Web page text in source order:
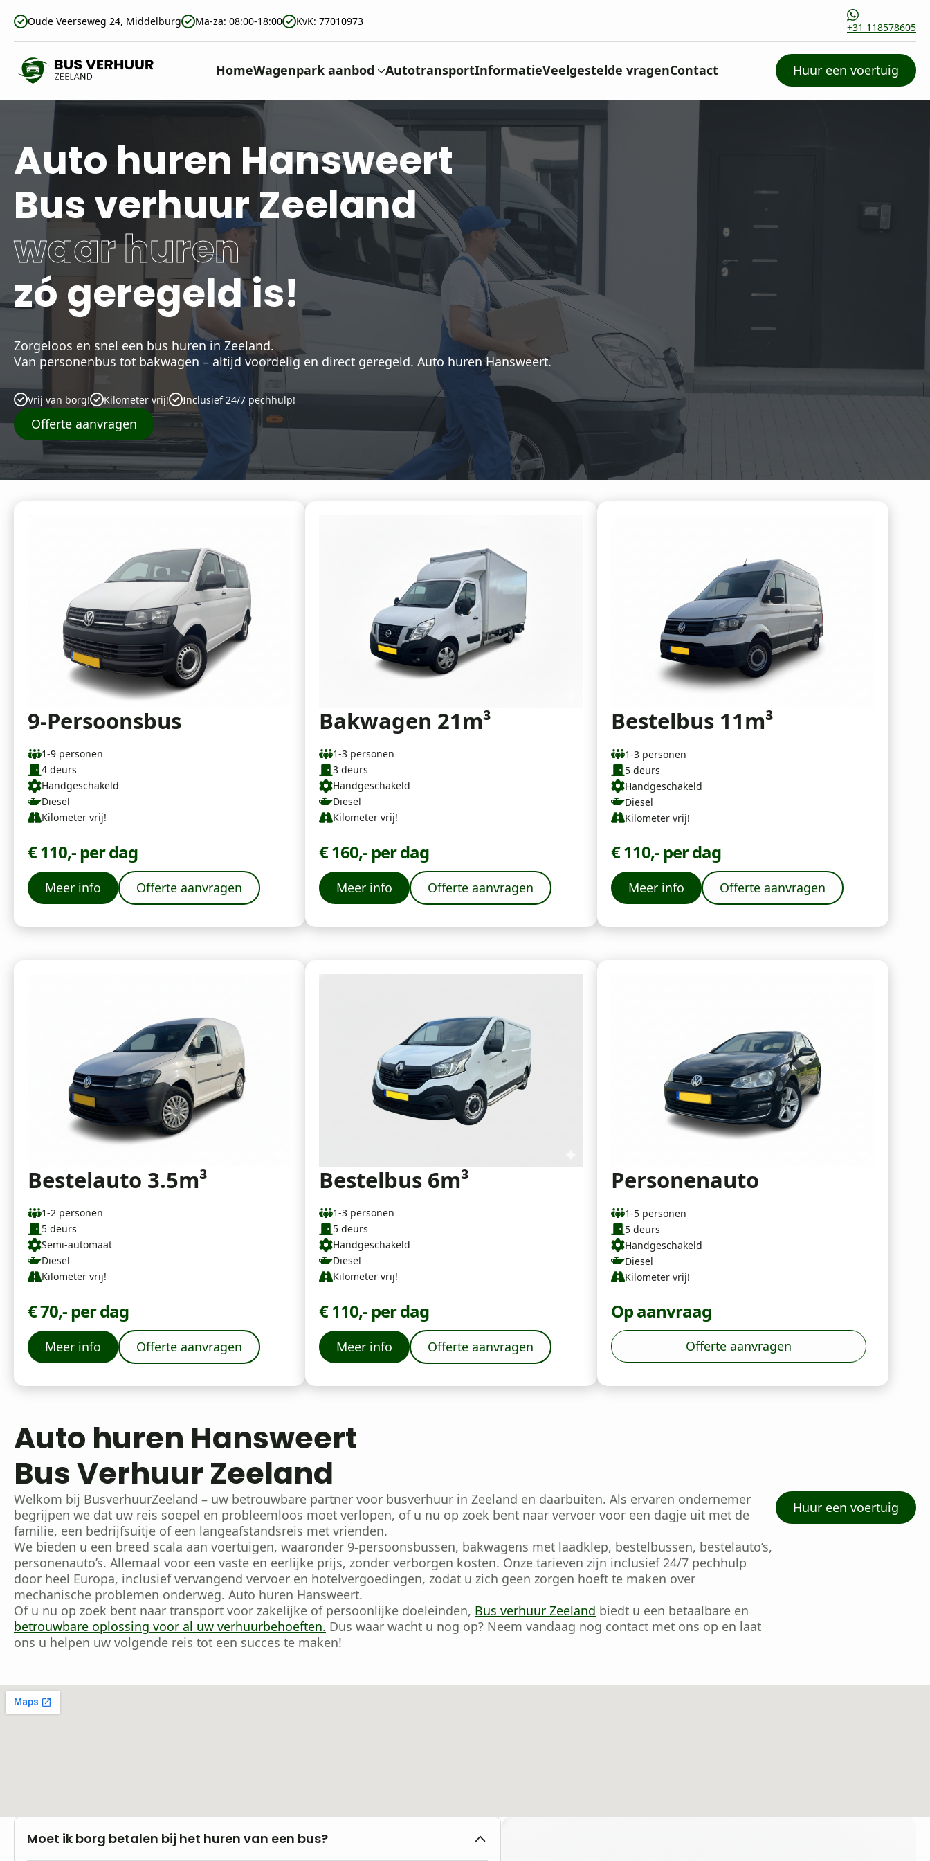
Oude Veerseweg 24, Middelburg Ma-za: 08:00-18:00 KvK: 77010973 +31 118578605
HomeWagenpark aanbod AutotransportInformatieVeelgestelde vragenContact Huur een voertuig
Auto huren Hansweert
Bus verhuur Zeeland
waar huren
zó geregeld is!
Zorgeloos en snel een bus huren in Zeeland.
Van personenbus tot bakwagen – altijd voordelig en direct geregeld. Auto huren Hansweert.
Vrij van borg! Kilometer vrij! Inclusief 24/7 pechhulp!
Offerte aanvragen
9-Persoonsbus
1-9 personen
4 deurs
Handgeschakeld
Diesel
Kilometer vrij!
€ 110,- per dag
Meer info Offerte aanvragen
Bakwagen 21m³
1-3 personen
3 deurs
Handgeschakeld
Diesel
Kilometer vrij!
€ 160,- per dag
Meer info Offerte aanvragen
Bestelbus 11m³
1-3 personen
5 deurs
Handgeschakeld
Diesel
Kilometer vrij!
€ 110,- per dag
Meer info Offerte aanvragen
Bestelauto 3.5m³
1-2 personen
5 deurs
Semi-automaat
Diesel
Kilometer vrij!
€ 70,- per dag
Meer info Offerte aanvragen
Bestelbus 6m³
1-3 personen
5 deurs
Handgeschakeld
Diesel
Kilometer vrij!
€ 110,- per dag
Meer info Offerte aanvragen
Personenauto
1-5 personen
5 deurs
Handgeschakeld
Diesel
Kilometer vrij!
Op aanvraag
Offerte aanvragen
Auto huren Hansweert
Bus Verhuur Zeeland
Welkom bij BusverhuurZeeland – uw betrouwbare partner voor busverhuur in Zeeland en daarbuiten. Als ervaren ondernemer
begrijpen we dat uw reis soepel en probleemloos moet verlopen, of u nu op zoek bent naar vervoer voor een dagje uit met de
familie, een bedrijfsuitje of een langeafstandsreis met vrienden.
We bieden u een breed scala aan voertuigen, waaronder 9-persoonsbussen, bakwagens met laadklep, bestelbussen, bestelauto’s,
personenauto’s. Allemaal voor een vaste en eerlijke prijs, zonder verborgen kosten. Onze tarieven zijn inclusief 24/7 pechhulp
door heel Europa, inclusief vervangend vervoer en hotelvergoedingen, zodat u zich geen zorgen hoeft te maken over
mechanische problemen onderweg. Auto huren Hansweert.
Of u nu op zoek bent naar transport voor zakelijke of persoonlijke doeleinden, Bus verhuur Zeeland biedt u een betaalbare en
betrouwbare oplossing voor al uw verhuurbehoeften. Dus waar wacht u nog op? Neem vandaag nog contact met ons op en laat
ons u helpen uw volgende reis tot een succes te maken!
Huur een voertuig
Moet ik borg betalen bij het huren van een bus?